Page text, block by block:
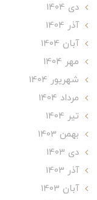
دی 1404
آذر 1404
آبان 1404
مهر 1404
شهریور 1404
مرداد 1404
تير 1404
بهمن 1403
دی 1403
آذر 1403
آبان 1403